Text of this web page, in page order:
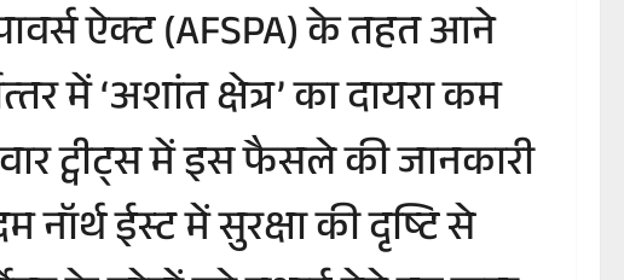
ऐक्‍ट (AFSPA) के तहत आने
में ‘अशांत क्षेत्र’ का दायरा कम
ट्वीट्स में इस फैसले की जानकारी
नॉर्थ ईस्ट में सुरक्षा की दृष्टि से